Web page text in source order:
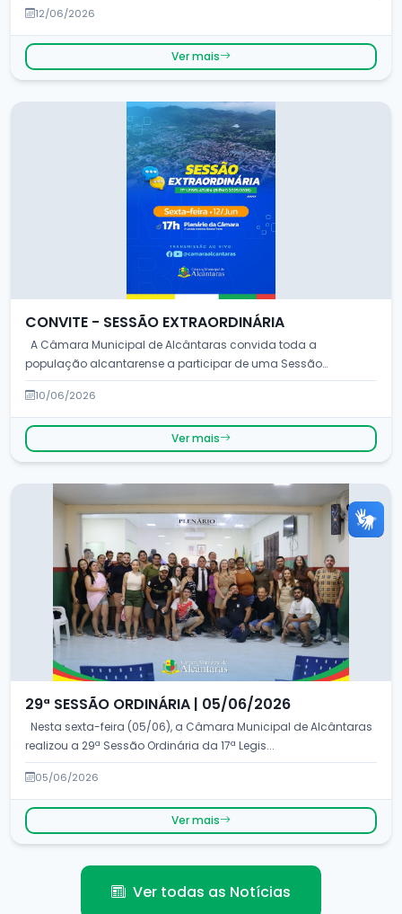
12/06/2026
Ver mais
CONVITE - SESSÃO EXTRAORDINÁRIA
população alcantarense a participar de uma Sessão
Extraordi...
10/06/2026
Ver mais
29ª SESSÃO ORDINÁRIA | 05/06/2026
realizou a 29ª Sessão Ordinária da 17ª Legis...
05/06/2026
Ver mais
Ver todas as Notícias